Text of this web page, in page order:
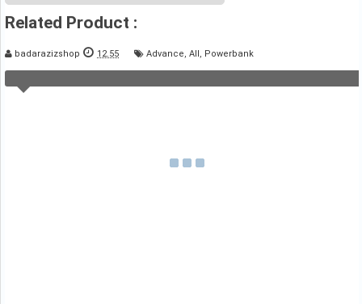
Related Product :
badarazizshop 12.55 Advance All Powerbank